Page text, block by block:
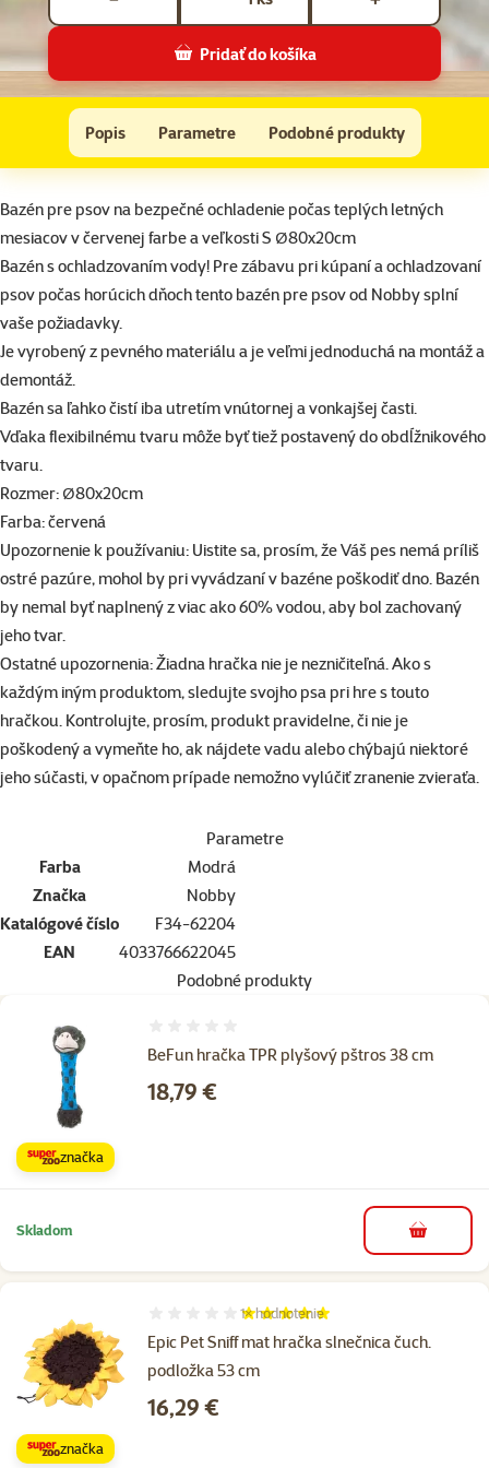
Pridať do košíka
Nobby bazén pre psov červený/modrý 80 x 20 cm
Popis Parametre Podobné produkty
Na začiatok stránky
superzoo.product.detail.content
Bazén pre psov na bezpečné ochladenie počas teplých letných
mesiacov v červenej farbe a veľkosti S Ø80x20cm
Bazén s ochladzovaním vody! Pre zábavu pri kúpaní a ochladzovaní
psov počas horúcich dňoch tento bazén pre psov od Nobby splní
vaše požiadavky.
Je vyrobený z pevného materiálu a je veľmi jednoduchá na montáž a
demontáž.
Bazén sa ľahko čistí iba utretím vnútornej a vonkajšej časti.
Vďaka flexibilnému tvaru môže byť tiež postavený do obdĺžnikového
tvaru.
Rozmer: Ø80x20cm
Farba: červená
Upozornenie k používaniu: Uistite sa, prosím, že Váš pes nemá príliš
ostré pazúre, mohol by pri vyvádzaní v bazéne poškodiť dno. Bazén
by nemal byť naplnený z viac ako 60% vodou, aby bol zachovaný
jeho tvar.
Ostatné upozornenia: Žiadna hračka nie je nezničiteľná. Ako s
každým iným produktom, sledujte svojho psa pri hre s touto
hračkou. Kontrolujte, prosím, produkt pravidelne, či nie je
poškodený a vymeňte ho, ak nájdete vadu alebo chýbajú niektoré
jeho súčasti, v opačnom prípade nemožno vylúčiť zranenie zvieraťa.
Parametre
Farba
Modrá
Značka
Nobby
Katalógové číslo
F34-62204
EAN
4033766622045
Podobné produkty
BeFun hračka TPR plyšový pštros 38 cm
Cena
18,79 €
značka
Skladom do košíka
Epic Pet Sniff mat hračka slnečnica čuch.
podložka 53 cm
Hodnotenie 100%, počet hodnotení: 1
1×hodnotenie
Cena
16,29 €
značka